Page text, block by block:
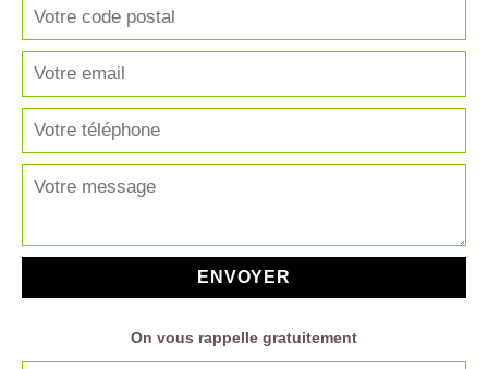
On vous rappelle gratuitement